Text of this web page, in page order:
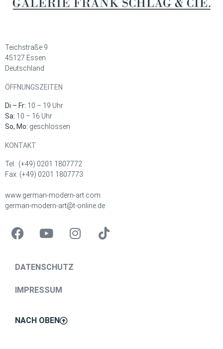
Teichstraße 9
45127 Essen
Deutschland
ÖFFNUNGSZEITEN
Di – Fr: 10 – 19 Uhr
Sa: 10 – 16 Uhr
So, Mo: geschlossen
KONTAKT
Tel.: (+49) 0201 1807772
Fax: (+49) 0201 1807773
www.german-modern-art.com
german-modern-art@t-online.de
DATENSCHUTZ
IMPRESSUM
NACH OBEN